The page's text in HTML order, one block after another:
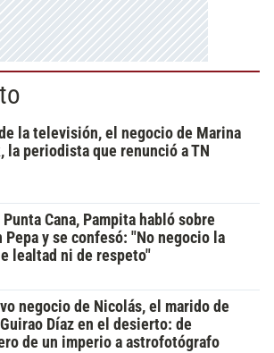
la televisión, el negocio de Marina
la periodista que renunció a TN
Punta Cana, Pampita habló sobre
Pepa y se confesó: "No negocio la
lealtad ni de respeto"
negocio de Nicolás, el marido de
Díaz en el desierto: de
de un imperio a astrofotógrafo